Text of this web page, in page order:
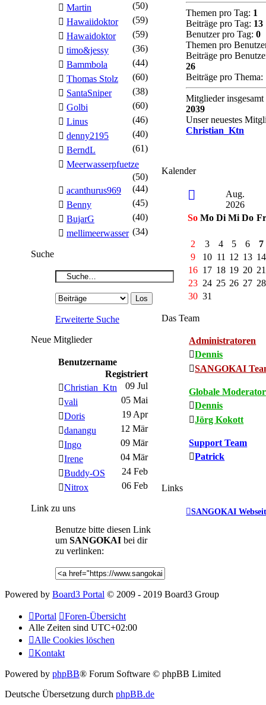
Martin
(50)
Hawaiidoktor
(59)
Hawaidoktor
(59)
timo&jessy
(36)
Bammbola
(44)
Thomas Stolz
(60)
SantaSniper
(38)
Golbi
(60)
Linus
(46)
denny2195
(40)
BerndL
(61)
Meerwasserpfuetze
(50)
acanthurus969
(44)
Benny
(45)
BujarG
(40)
mellimeerwasser (34)
Suche
Erweiterte Suche
Neue Mitglieder
Benutzername
Registriert
Christian_Ktn
09 Jul
vali
05 Mai
Doris
19 Apr
danangu
12 Mär
Ingo
09 Mär
Irene
04 Mär
Buddy-OS
24 Feb
Nitrox
06 Feb
Link zu uns
Benutze bitte diesen Link
um SANGOKAI bei dir
zu verlinken:
Themen pro Tag: 1
Beiträge pro Tag: 13
Benutzer pro Tag:0
Themen pro
Beiträge pro
26
Beiträge pro Thema:
Mitglieder insgesamt
2039
Unser neuestes
Christian_Ktn
Kalender
Aug.
2026
So Mo Di Mi Do Fr
2 3 4 5 6
7
9
10 11 12 13 14
16 17 18 19 20 21
23 24 25 26 27 28
30 31
Das Team
Administratoren
Dennis
SANGOKAI
Globale
Dennis
Jörg Kokott
Support Team
Patrick
Links
SANGOKAI
Powered by Board3 Portal © 2009 - 2019 Board3 Group
Portal
Foren-Übersicht
Alle Zeiten sind UTC+02:00
Alle Cookies löschen
Kontakt
Powered by phpBB® Forum Software © phpBB Limited
Deutsche Übersetzung durch phpBB.de